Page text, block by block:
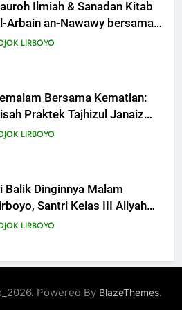
dan Rahasia Malam
Ilmiah & Sanadan Kitab
Arbain an-Nawawy bersama
Syaikh Dr. Yasir Al-Adny
LIRBOYO
Bersama Kematian:
Praktek Tajhizul Janaiz
III Aliyah
LIRBOYO
Balik Dinginnya Malam
Santri Kelas III Aliyah
Praktik Tajhizul Janaiz
LIRBOYO
Bekali Santri dengan
Powered By BlazeThemes.